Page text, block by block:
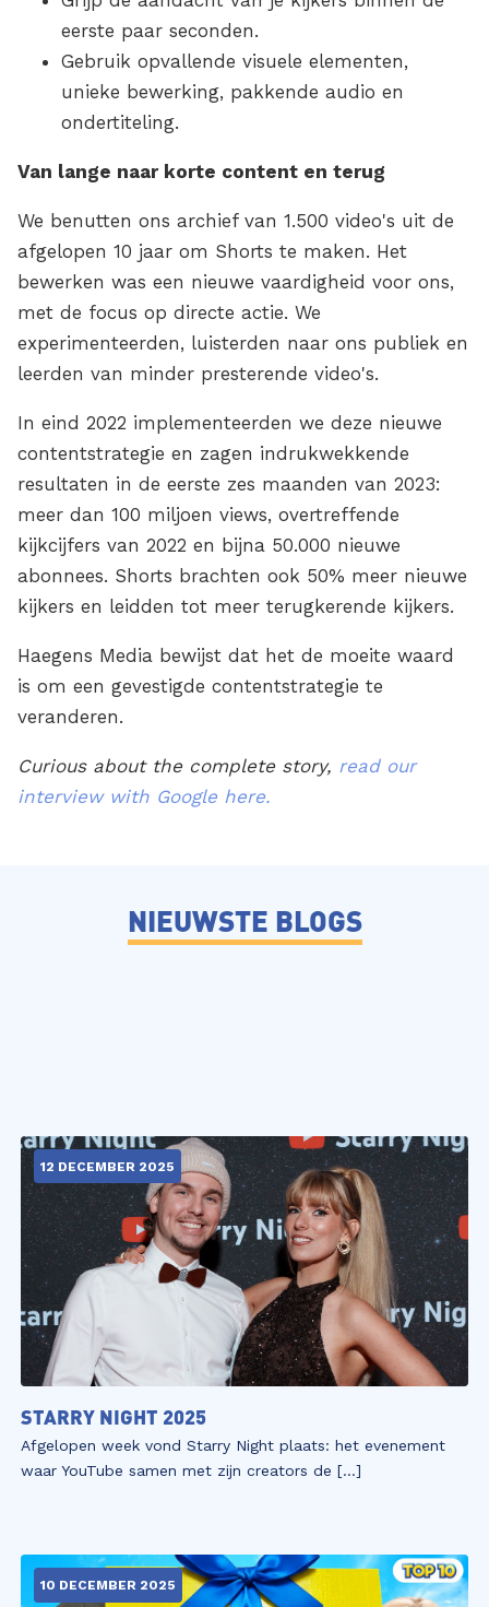
eerste paar seconden.
Gebruik opvallende visuele elementen,
unieke bewerking, pakkende audio en
ondertiteling.
Van lange naar korte content en terug
We benutten ons archief van 1.500 video's uit de
afgelopen 10 jaar om Shorts te maken. Het
bewerken was een nieuwe vaardigheid voor ons,
met de focus op directe actie. We
experimenteerden, luisterden naar ons publiek en
leerden van minder presterende video's.
In eind 2022 implementeerden we deze nieuwe
contentstrategie en zagen indrukwekkende
resultaten in de eerste zes maanden van 2023:
meer dan 100 miljoen views, overtreffende
kijkcijfers van 2022 en bijna 50.000 nieuwe
abonnees. Shorts brachten ook 50% meer nieuwe
kijkers en leidden tot meer terugkerende kijkers.
Haegens Media bewijst dat het de moeite waard
is om een gevestigde contentstrategie te
veranderen.
Curious about the complete story, read our
interview with Google here.
NIEUWSTE BLOGS
12 DECEMBER 2025
STARRY NIGHT 2025
Afgelopen week vond Starry Night plaats: het evenement
waar YouTube samen met zijn creators de […]
10 DECEMBER 2025